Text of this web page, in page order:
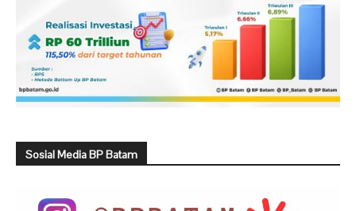
Sosial Media BP Batam